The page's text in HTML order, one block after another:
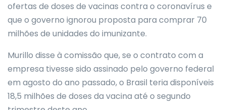
ofertas de doses de vacinas contra o coronavírus e
que o governo ignorou proposta para comprar 70
milhões de unidades do imunizante.
Murillo disse à comissão que, se o contrato com a
empresa tivesse sido assinado pelo governo federal
em agosto do ano passado, o Brasil teria disponíveis
18,5 milhões de doses da vacina até o segundo